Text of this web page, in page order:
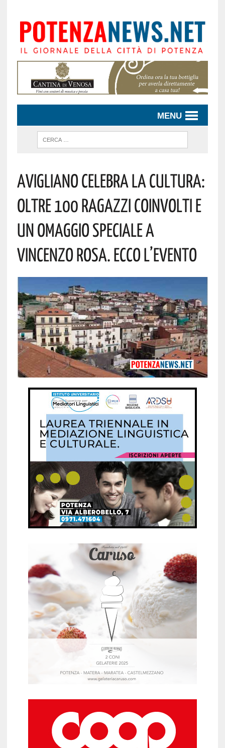
MENU
Avigliano Celebra La Cultura:
Oltre 100 Ragazzi Coinvolti E
Un Omaggio Speciale A
Vincenzo Rosa. Ecco L’evento